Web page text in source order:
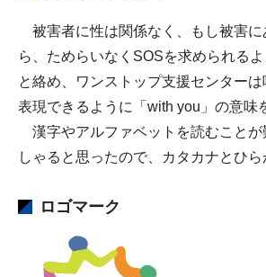
被害者に性は関係なく、もし被害に
ら、ためらいなくSOSを求められる
と絡め、ワンストップ支援センター
表現できるように「with you」の意味
漢字やアルファベットを読むことが
しゃると思ったので、カタカナとひら
ロゴマーク